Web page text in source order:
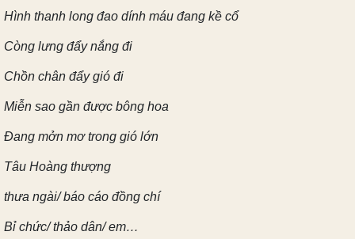
Hình thanh long đao dính máu đang kề cổ
Còng lưng đẩy nắng đi
Chồn chân đẩy gió đi
Miễn sao gần được bông hoa
Đang mởn mơ trong gió lớn
Tâu Hoàng thượng
thưa ngài/ báo cáo đồng chí
Bỉ chức/ thảo dân/ em…